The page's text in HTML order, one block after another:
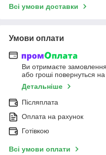
Всі умови доставки
Умови оплати
Ви отримаєте замовлення
або гроші повернуться
Детальніше
Післяплата
Оплата на рахунок
Готівкою
Всі умови оплати